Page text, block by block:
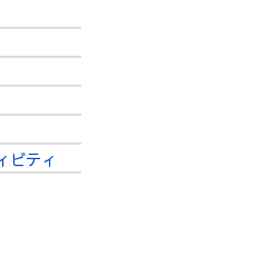
ビティ